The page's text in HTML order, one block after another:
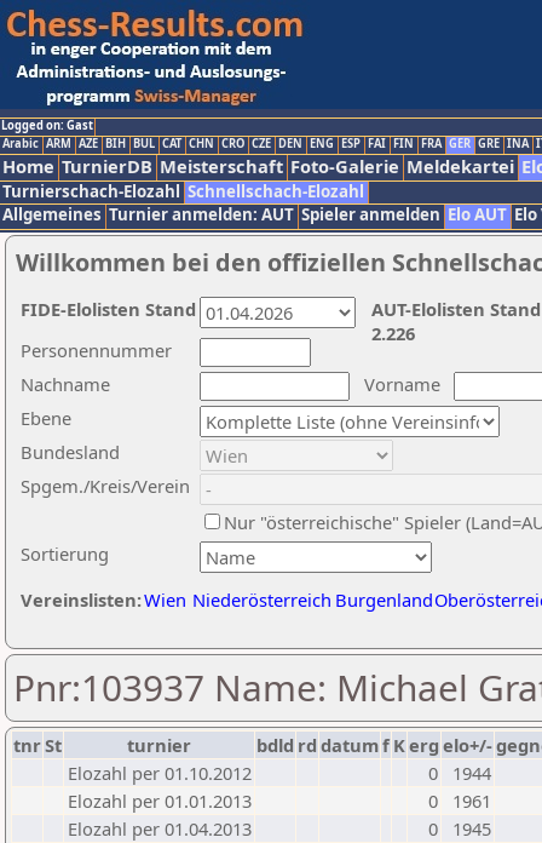
Logged on: Gast
Arabic ARM AZE BIH BUL CAT CHN CRO CZE DEN ENG ESP FAI FIN FRA GER GRE INA
Home TurnierDB Meisterschaft Foto-Galerie Meldekartei
Turnierschach-Elozahl Schnellschach-Elozahl
Allgemeines Turnier anmelden: AUT Spieler anmelden Elo AUT
Willkommen bei den offiziellen
Nachname
Vorname
Ebene
Sortierung
Personennummer
Bundesland
Spgem./Kreis/Verein
Nur "österreichische" Spieler
Vereinslisten:Wien Niederösterreich Burgenland
AUT-Elolisten
2.226
FIDE-Elolisten Stand
Pnr:103937 Name: Michael
tnrSt turnier bdld rd datumf Kerg elo+/-
Elozahl per 01.10.2012
0
1944
Elozahl per 01.01.2013
0
1961
Elozahl per 01.04.2013
0
1945